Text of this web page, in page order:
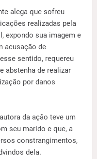
alega que sofreu
realizadas pela
expondo sua imagem e
acusação de
sentido, requereu
abstenha de realizar
por danos
da ação teve um
seu marido e que, a
constrangimentos,
dela.